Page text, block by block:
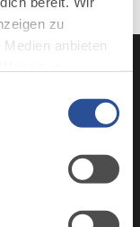
zu
anbieten
unsere Partner
die du
InstagramTikTok